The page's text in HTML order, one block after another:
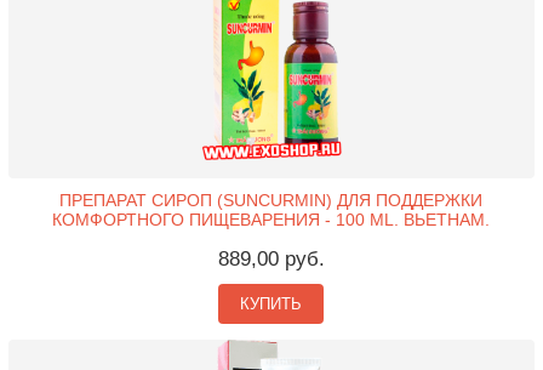
ПРЕПАРАТ СИРОП (SUNCURMIN) ДЛЯ ПОДДЕРЖКИ
КОМФОРТНОГО ПИЩЕВАРЕНИЯ - 100 ML. ВЬЕТНАМ.
889,00 руб.
КУПИТЬ